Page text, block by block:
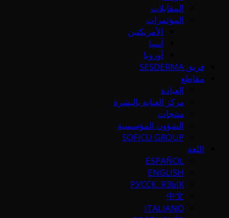
المقابلات
المؤتمرات
الأمريكتين
آسيا
أوروبا
فريق SESDERMA
مقاطع
العيادة
مركز العناية بالبشرة
منتجات
الشؤون المؤسسية
SOFICU GROUP
اللغة
ESPAÑOL
ENGLISH
РУССК. ЯЗЫК
中文
ITALIANO